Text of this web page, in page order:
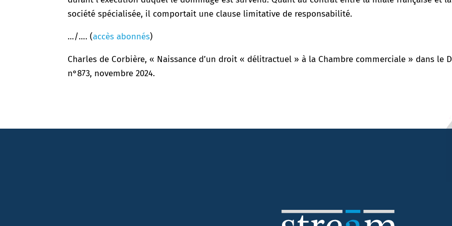
société spécialisée, il comportait une clause limitative de responsabilité.
…/…. (accès abonnés)
Charles de Corbière, « Naissance d’un droit « délitractuel » à la Chambre commerciale » dans le
n°873, novembre 2024.